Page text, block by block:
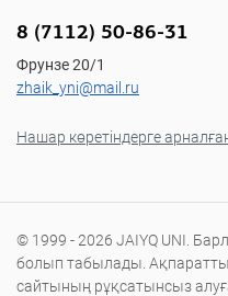
8 (7112) 50-86-31
Фрунзе 20/1
zhaik_yni@mail.ru
Нашар көретіндерге
© 1999 - 2026 JAIYQ UNI.
болып табылады.
сайтының рұқсатынсыз